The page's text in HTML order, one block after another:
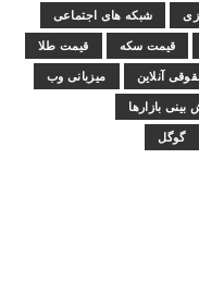
شبکه های اجتماعی
قیمت سکه قیمت طلا
آنلاین میزبانی وب
بینی بازارها
گوگل